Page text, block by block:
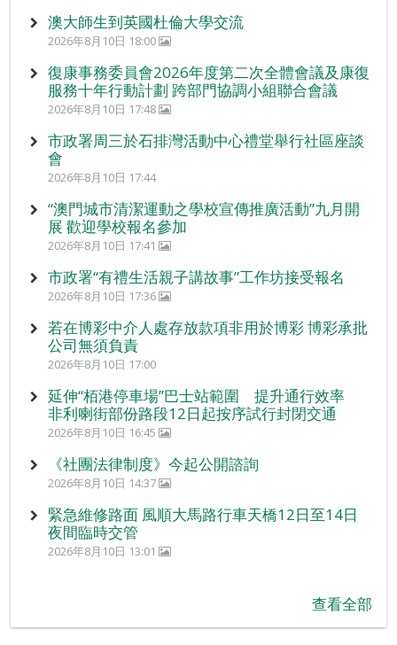
澳大師生到英國杜倫大學交流
2026年8月10日 18:00
復康事務委員會2026年度第二次全體會議及康復
服務十年行動計劃 跨部門協調小組聯合會議
2026年8月10日 17:48
市政署周三於石排灣活動中心禮堂舉行社區座談
會
2026年8月10日 17:44
“澳門城市清潔運動之學校宣傳推廣活動”九月開
展 歡迎學校報名參加
2026年8月10日 17:41
市政署“有禮生活親子講故事”工作坊接受報名
2026年8月10日 17:36
若在博彩中介人處存放款項非用於博彩 博彩承批
公司無須負責
2026年8月10日 17:00
延伸“栢港停車場”巴士站範圍 提升通行效率
非利喇街部份路段12日起按序試行封閉交通
2026年8月10日 16:45
《社團法律制度》今起公開諮詢
2026年8月10日 14:37
緊急維修路面 風順大馬路行車天橋12日至14日
夜間臨時交管
2026年8月10日 13:01
查看全部